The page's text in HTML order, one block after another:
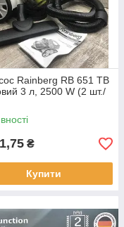
Rainberg RB 651 TB
3 л, 2500 W (2 шт./
₴
Купити